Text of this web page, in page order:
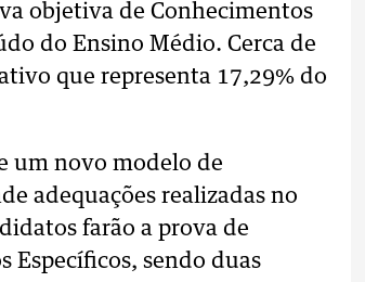
objetiva de Conhecimentos
do Ensino Médio. Cerca de
que representa 17,29% do
um novo modelo de
adequações realizadas no
farão a prova de
Específicos, sendo duas